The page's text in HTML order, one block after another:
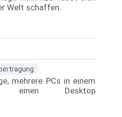
Welt schaffen.
mehrere PCs in einem
einen Desktop